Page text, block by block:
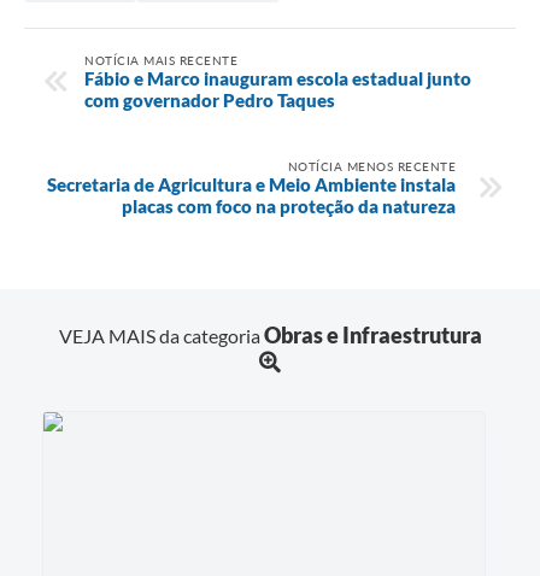
NOTÍCIA MAIS RECENTE
Fábio e Marco inauguram escola estadual junto
com governador Pedro Taques
NOTÍCIA MENOS RECENTE
Secretaria de Agricultura e Meio Ambiente instala
placas com foco na proteção da natureza
VEJA MAIS da categoriaObras e Infraestrutura